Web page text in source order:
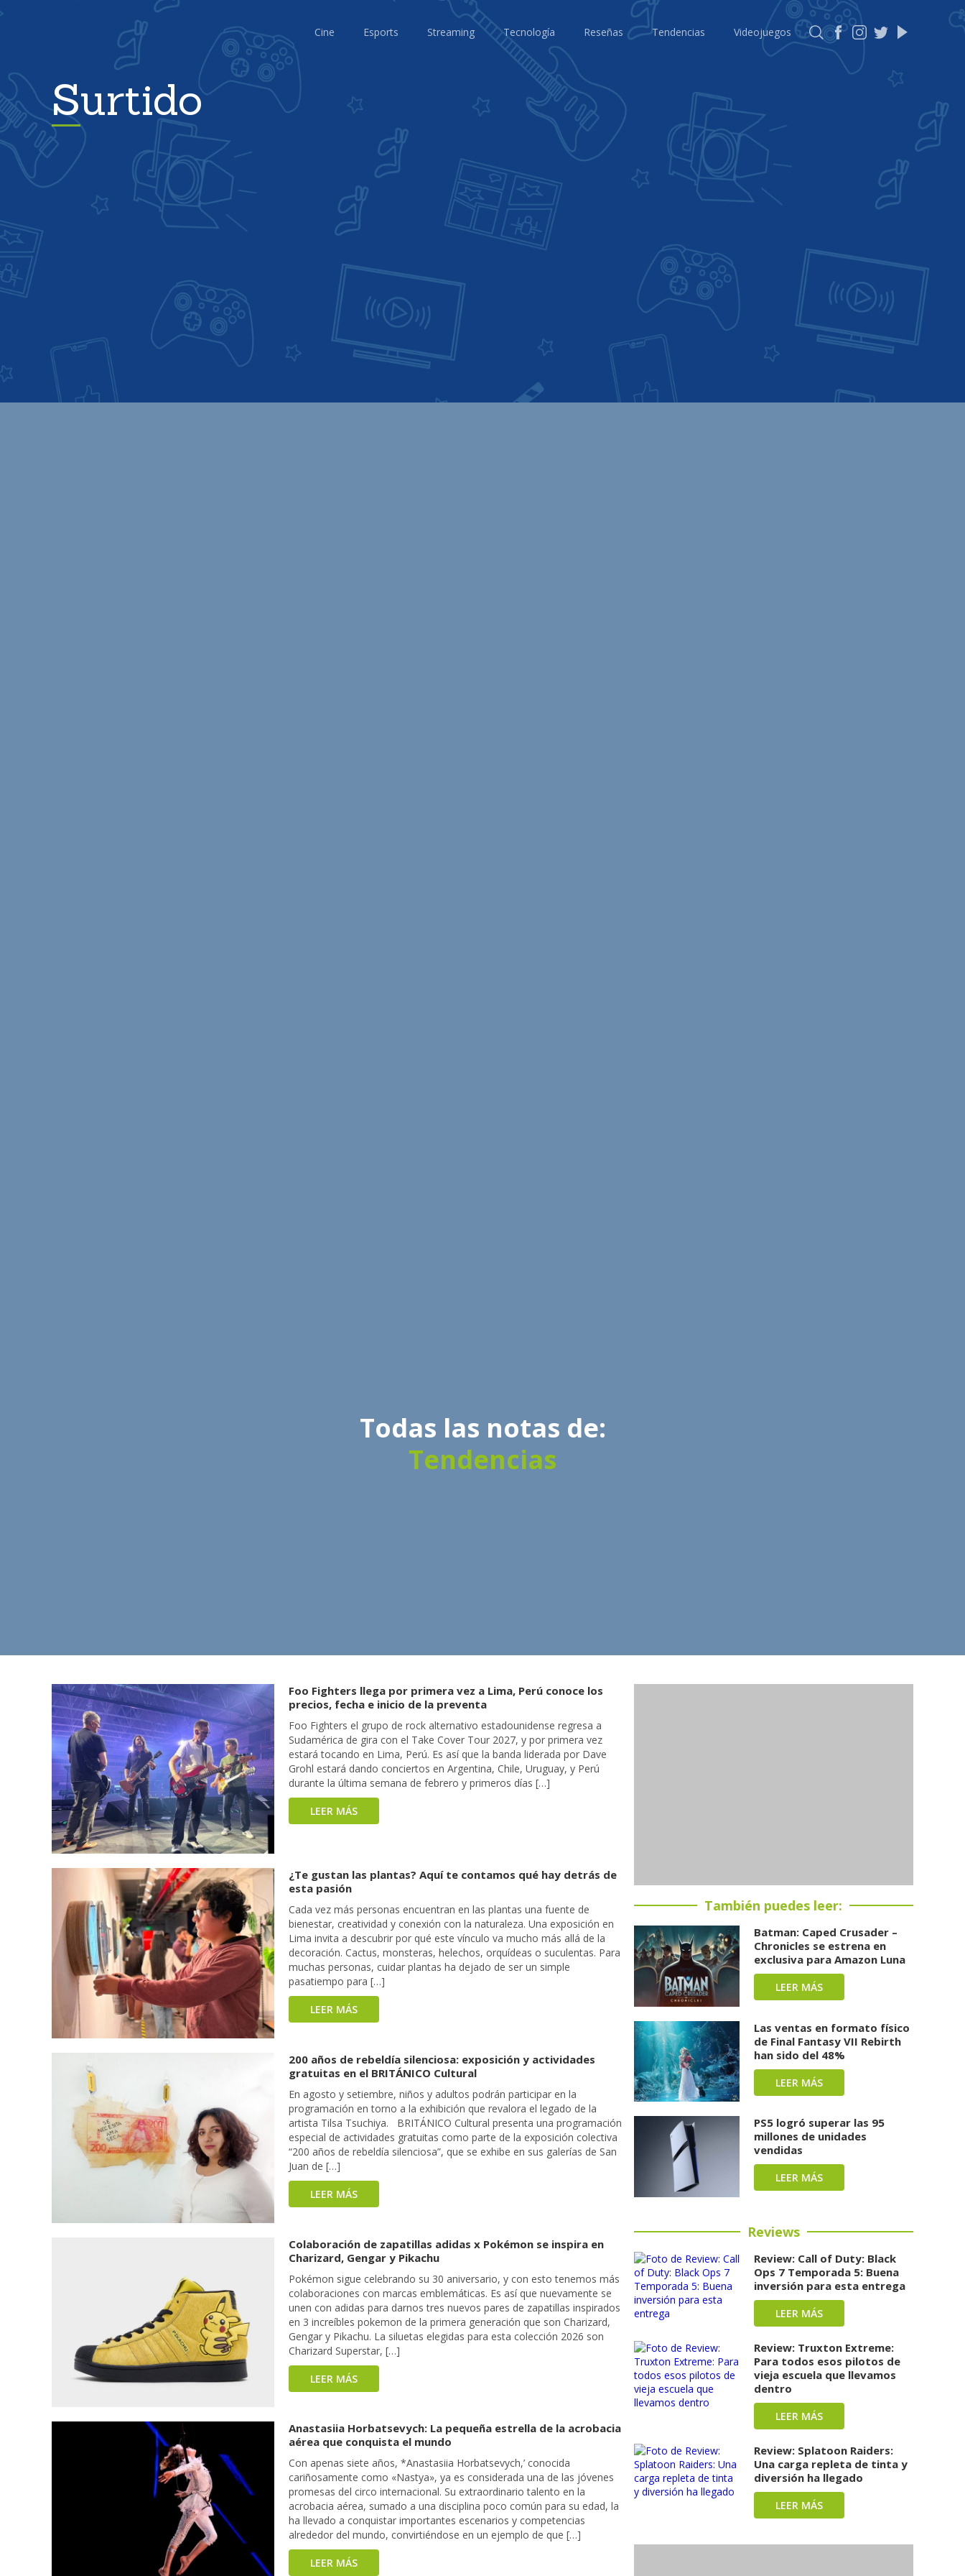
Cine Esports Streaming Tecnología Reseñas Tendencias Videojuegos
Surtido
Todas las notas de:
Tendencias
Foo Fighters llega por primera vez a Lima, Perú conoce los
precios, fecha e inicio de la preventa
Foo Fighters el grupo de rock alternativo estadounidense regresa a
Sudamérica de gira con el Take Cover Tour 2027, y por primera vez
estará tocando en Lima, Perú. Es así que la banda liderada por Dave
Grohl estará dando conciertos en Argentina, Chile, Uruguay, y Perú
durante la última semana de febrero y primeros días […]
LEER MÁS
¿Te gustan las plantas? Aquí te contamos qué hay detrás de
esta pasión
Cada vez más personas encuentran en las plantas una fuente de
bienestar, creatividad y conexión con la naturaleza. Una exposición en
Lima invita a descubrir por qué este vínculo va mucho más allá de la
decoración. Cactus, monsteras, helechos, orquídeas o suculentas. Para
muchas personas, cuidar plantas ha dejado de ser un simple
pasatiempo para […]
LEER MÁS
200 años de rebeldía silenciosa: exposición y actividades
gratuitas en el BRITÁNICO Cultural
En agosto y setiembre, niños y adultos podrán participar en la
programación en torno a la exhibición que revalora el legado de la
artista Tilsa Tsuchiya. BRITÁNICO Cultural presenta una programación
especial de actividades gratuitas como parte de la exposición colectiva
“200 años de rebeldía silenciosa”, que se exhibe en sus galerías de San
Juan de […]
LEER MÁS
Colaboración de zapatillas adidas x Pokémon se inspira en
Charizard, Gengar y Pikachu
Pokémon sigue celebrando su 30 aniversario, y con esto tenemos más
colaboraciones con marcas emblemáticas. Es así que nuevamente se
unen con adidas para darnos tres nuevos pares de zapatillas inspirados
en 3 increíbles pokemon de la primera generación que son Charizard,
Gengar y Pikachu. La siluetas elegidas para esta colección 2026 son
Charizard Superstar, […]
LEER MÁS
Anastasiia Horbatsevych: La pequeña estrella de la acrobacia
aérea que conquista el mundo
Con apenas siete años, *Anastasiia Horbatsevych,’ conocida
cariñosamente como «Nastya», ya es considerada una de las jóvenes
promesas del circo internacional. Su extraordinario talento en la
acrobacia aérea, sumado a una disciplina poco común para su edad, la
ha llevado a conquistar importantes escenarios y competencias
alrededor del mundo, convirtiéndose en un ejemplo de que […]
LEER MÁS
También puedes leer:
Batman: Caped Crusader –
Chronicles se estrena en
exclusiva para Amazon Luna
LEER MÁS
Las ventas en formato físico
de Final Fantasy VII Rebirth
han sido del 48%
LEER MÁS
PS5 logró superar las 95
millones de unidades
vendidas
LEER MÁS
Reviews
Review: Call of Duty: Black
Ops 7 Temporada 5: Buena
inversión para esta entrega
LEER MÁS
Review: Truxton Extreme:
Para todos esos pilotos de
vieja escuela que llevamos
dentro
LEER MÁS
Review: Splatoon Raiders:
Una carga repleta de tinta y
diversión ha llegado
LEER MÁS